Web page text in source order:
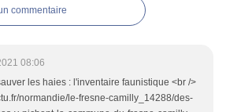
commentaire
08:06
les haies : l'inventaire faunistique <br />
normandie/le-fresne-camilly_14288/des-